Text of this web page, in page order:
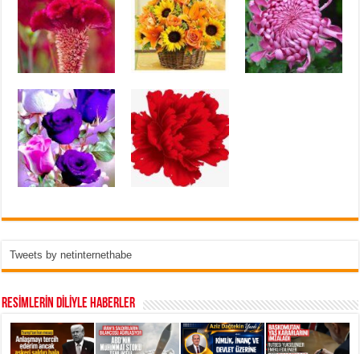
Tweets by netinternethabe
RESİMLERİN DİLİYLE HABERLER